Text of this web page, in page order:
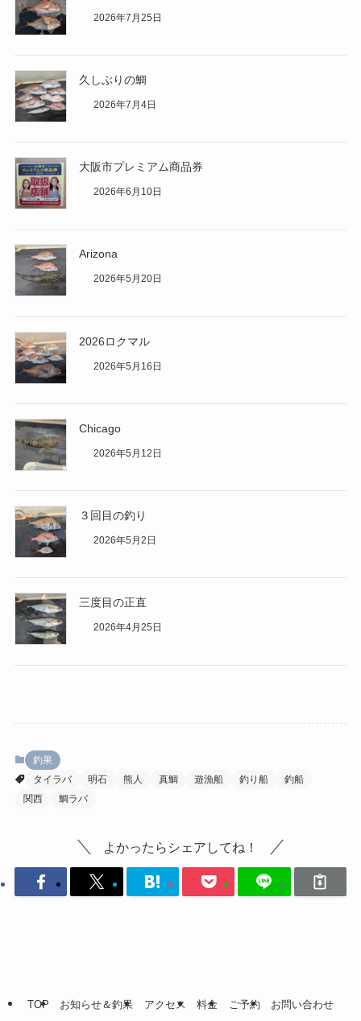
2026年7月25日
久しぶりの鯛
2026年7月4日
大阪市プレミアム商品券
2026年6月10日
Arizona
2026年5月20日
2026ロクマル
2026年5月16日
Chicago
2026年5月12日
３回目の釣り
2026年5月2日
三度目の正直
2026年4月25日
釣果
タイラバ
明石 熊人 真鯛 遊漁船 釣り船
釣船
関西
鯛ラバ
よかったらシェアしてね！
TOP お知らせ＆釣果 アクセス 料金 ご予約 お問い合わせ